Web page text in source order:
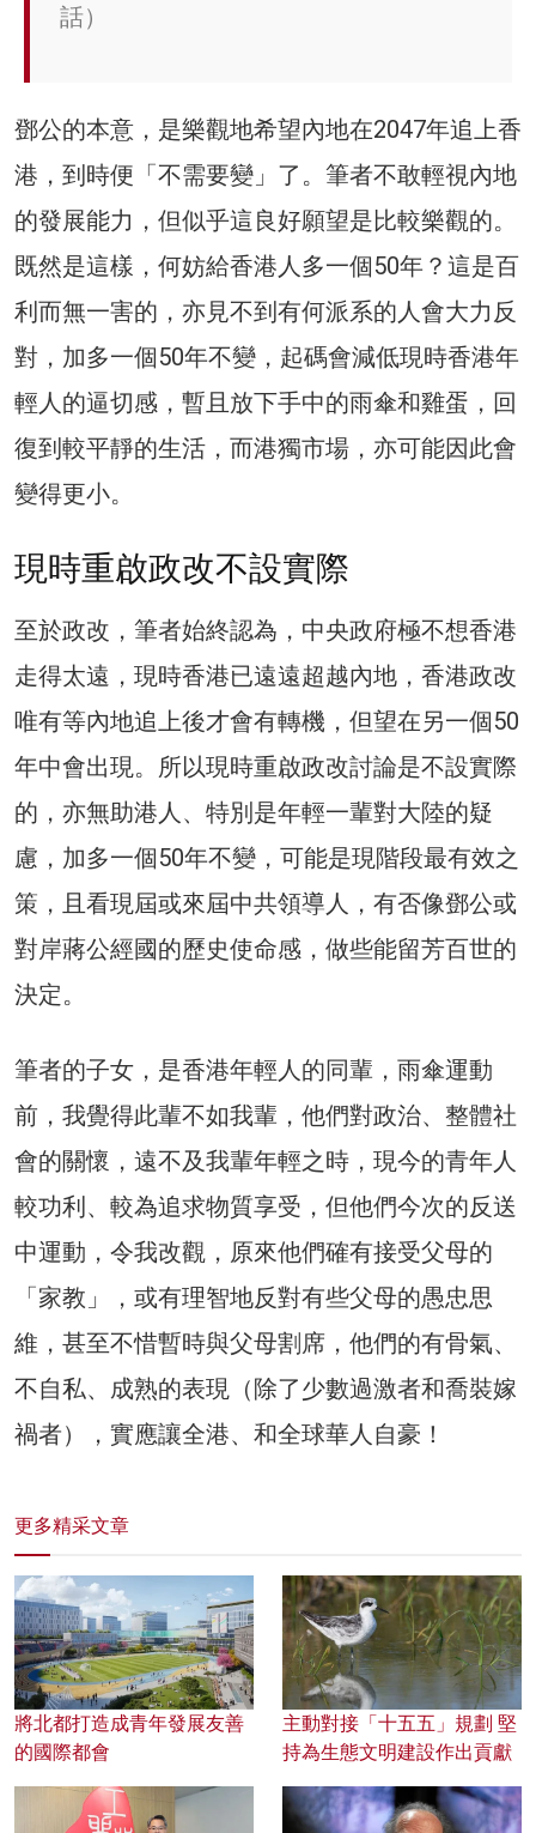
話）
鄧公的本意，是樂觀地希望內地在2047年追上香
港，到時便「不需要變」了。筆者不敢輕視內地
的發展能力，但似乎這良好願望是比較樂觀的。
既然是這樣，何妨給香港人多一個50年？這是百
利而無一害的，亦見不到有何派系的人會大力反
對，加多一個50年不變，起碼會減低現時香港年
輕人的逼切感，暫且放下手中的雨傘和雞蛋，回
復到較平靜的生活，而港獨市場，亦可能因此會
變得更小。
現時重啟政改不設實際
至於政改，筆者始終認為，中央政府極不想香港
走得太遠，現時香港已遠遠超越內地，香港政改
唯有等內地追上後才會有轉機，但望在另一個50
年中會出現。所以現時重啟政改討論是不設實際
的，亦無助港人、特別是年輕一輩對大陸的疑
慮，加多一個50年不變，可能是現階段最有效之
策，且看現屆或來屆中共領導人，有否像鄧公或
對岸蔣公經國的歷史使命感，做些能留芳百世的
決定。
筆者的子女，是香港年輕人的同輩，雨傘運動
前，我覺得此輩不如我輩，他們對政治、整體社
會的關懷，遠不及我輩年輕之時，現今的青年人
較功利、較為追求物質享受，但他們今次的反送
中運動，令我改觀，原來他們確有接受父母的
「家教」，或有理智地反對有些父母的愚忠思
維，甚至不惜暫時與父母割席，他們的有骨氣、
不自私、成熟的表現（除了少數過激者和喬裝嫁
禍者），實應讓全港、和全球華人自豪！
更多精采文章
將北都打造成青年發展友善
的國際都會
主動對接「十五五」規劃 堅
持為生態文明建設作出貢獻